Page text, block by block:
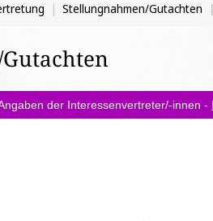
Stellungnahmen/Gutachten
der Interessenvertreter/-innen -